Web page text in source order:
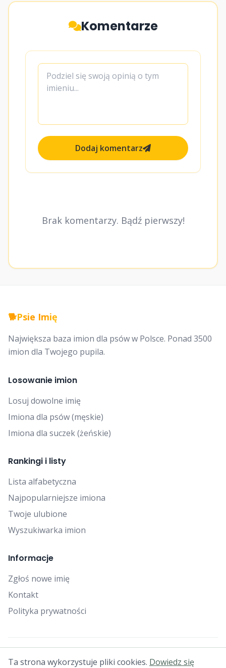
Komentarze
Dodaj komentarz
Brak komentarzy. Bądź pierwszy!
🐕Psie Imię
Największa baza imion dla psów w Polsce. Ponad 3500
imion dla Twojego pupila.
Losowanie imion
Losuj dowolne imię
Imiona dla psów (męskie)
Imiona dla suczek (żeńskie)
Rankingi i listy
Lista alfabetyczna
Najpopularniejsze imiona
Twoje ulubione
Wyszukiwarka imion
Informacje
Zgłoś nowe imię
Kontakt
Polityka prywatności
© 2025 Falcon Bytes. Wszelkie prawa zastrzeżone.
Ta strona wykorzystuje pliki cookies. Dowiedz się